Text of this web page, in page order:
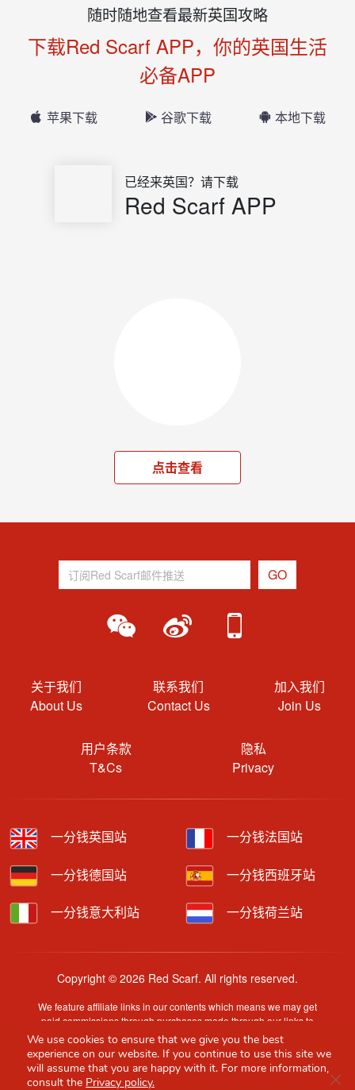
随时随地查看最新英国攻略
下载Red Scarf APP，你的英国生活
必备APP
苹果下载 谷歌下载 本地下载
已经来英国？请下载
Red Scarf APP
点击查看
关于我们
About Us
联系我们
Contact Us
加入我们
Join Us
用户条款
T&Cs
隐私
Privacy
一分钱英国站 一分钱法国站
一分钱德国站 一分钱西班牙站
一分钱意大利站 一分钱荷兰站
Copyright © 2026 Red Scarf. All rights reserved.
We feature affiliate links in our contents which means we may get
paid commissions through purchases made through our links to
retailer sites.
Content is provided by users, brands or merchants. Some
information may have been generated by AI and is provided for
guidance only. Accuracy and availability may change without prior
We use cookies to ensure that we give you the best
experience on our website. If you continue to use this site we
will assume that you are happy with it. For more information,
consult the Privacy policy.